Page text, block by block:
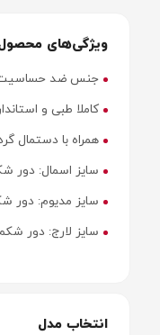
ویژگی‌های
جنس ضد حساسیت
کاملا طبی و
همراه با دستمال
سایز اسمال: دور شکم 35 تا 40
سایز مدیوم: دور شکم 44 تا 49
سایز لارج: دور شکم 50 تا 64 سانتی
انتخاب مدل